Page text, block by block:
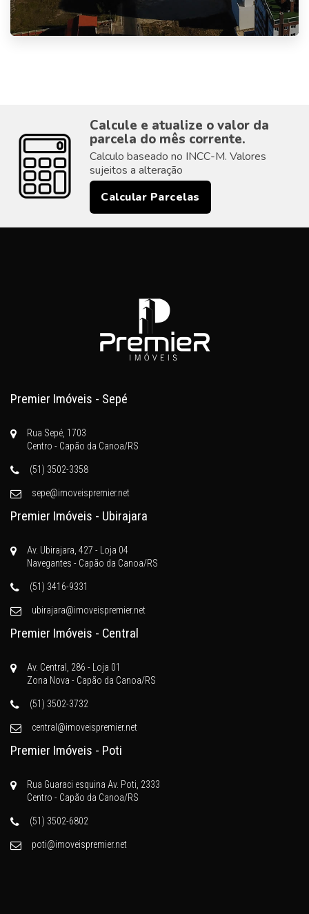
Calcule e atualize o valor da
parcela do mês corrente.
Calculo baseado no INCC-M. Valores
sujeitos a alteração
Calcular Parcelas
Premier Imóveis - Sepé
Rua Sepé, 1703
Centro - Capão da Canoa/RS
(51) 3502-3358
sepe@imoveispremier.net
Premier Imóveis - Ubirajara
Av. Ubirajara, 427 - Loja 04
Navegantes - Capão da Canoa/RS
(51) 3416-9331
ubirajara@imoveispremier.net
Premier Imóveis - Central
Av. Central, 286 - Loja 01
Zona Nova - Capão da Canoa/RS
(51) 3502-3732
central@imoveispremier.net
Premier Imóveis - Poti
Rua Guaraci esquina Av. Poti, 2333
Centro - Capão da Canoa/RS
(51) 3502-6802
poti@imoveispremier.net